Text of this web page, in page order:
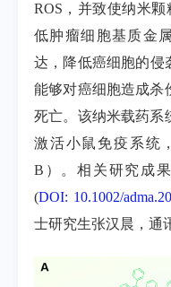
ROS，并致使纳米
低肿瘤细胞基质金
达，降低癌细胞的侵
能够对癌细胞造成杀
死亡。该纳米载药系
激活小鼠免疫系统
B）。相关研究成
(DOI: 10.1002/
士研究生张汉晨，通